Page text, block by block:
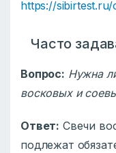
https://sibirtest.ru/
Часто
Вопрос: Нужна
восковых и
Ответ: Свечи
подлежат